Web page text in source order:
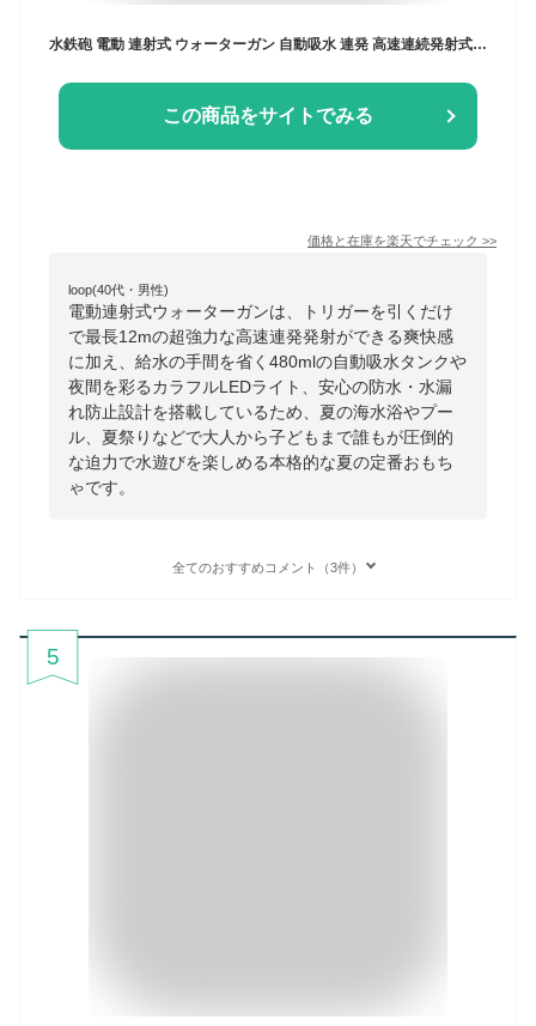
水鉄砲 電動 連射式 ウォーターガン 自動吸水 連発 高速連続発射式 480ml貯水 タンク搭載 大容量 水漏れ防止 超強力 飛距離8〜12m 防水設計 カラフルLEDライト 大人 子供 兼用 夏祭り おもちゃ 水遊び 海水浴 夏の定番 8歳以上適用【送料無料】
この商品をサイトでみる
価格と在庫を楽天でチェック >>
loop(40代・男性)
電動連射式ウォーターガンは、トリガーを引くだけ
で最長12mの超強力な高速連発発射ができる爽快感
に加え、給水の手間を省く480mlの自動吸水タンクや
夜間を彩るカラフルLEDライト、安心の防水・水漏
れ防止設計を搭載しているため、夏の海水浴やプー
ル、夏祭りなどで大人から子どもまで誰もが圧倒的
な迫力で水遊びを楽しめる本格的な夏の定番おもち
ゃです。
全てのおすすめコメント（3件）
5